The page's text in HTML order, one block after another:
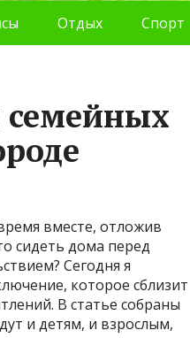
Отдых Спорт
вместе, отложив
сидеть дома перед
Сегодня я
которое сблизит
В статье собраны
и детям, и взрослым,